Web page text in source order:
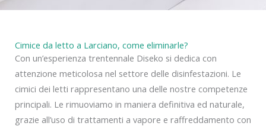
Cimice da letto a Larciano, come eliminarle?
Con un’esperienza trentennale Diseko si dedica con
attenzione meticolosa nel settore delle disinfestazioni. Le
cimici dei letti rappresentano una delle nostre competenze
principali. Le rimuoviamo in maniera definitiva ed naturale,
grazie all’uso di trattamenti a vapore e raffreddamento con